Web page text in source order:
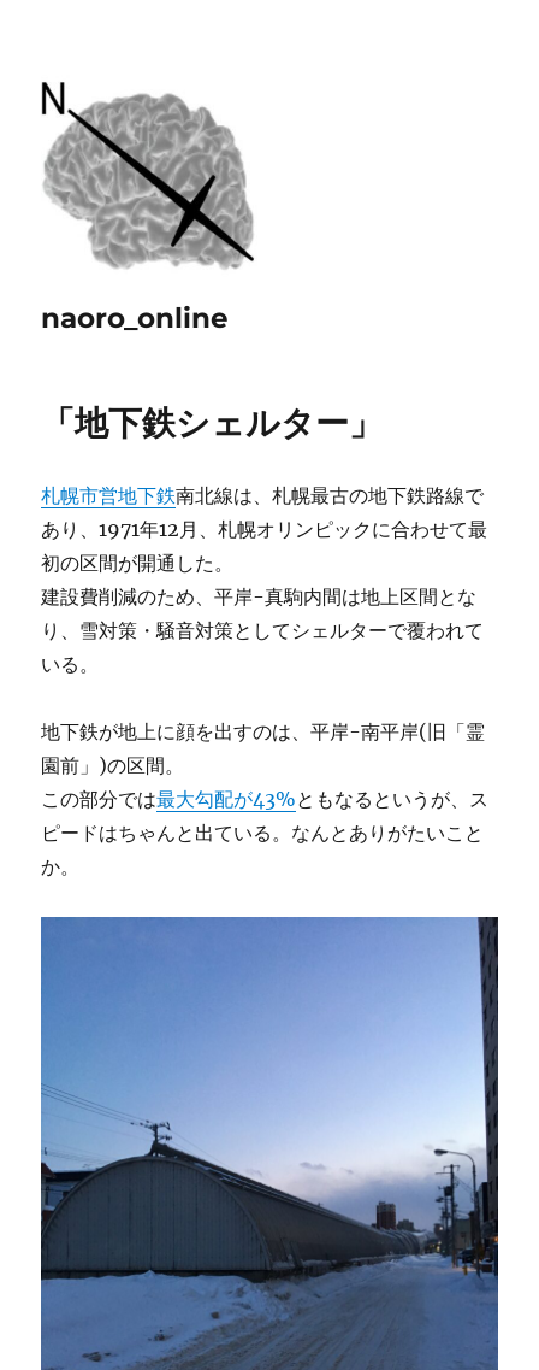
naoro_online
「地下鉄シェルター」
札幌市営地下鉄南北線は、札幌最古の地下鉄路線で
あり、1971年12月、札幌オリンピックに合わせて最
初の区間が開通した。
建設費削減のため、平岸-真駒内間は地上区間とな
り、雪対策・騒音対策としてシェルターで覆われて
いる。
地下鉄が地上に顔を出すのは、平岸-南平岸(旧「霊
園前」)の区間。
この部分では最大勾配が43%ともなるというが、ス
ピードはちゃんと出ている。なんとありがたいこと
か。